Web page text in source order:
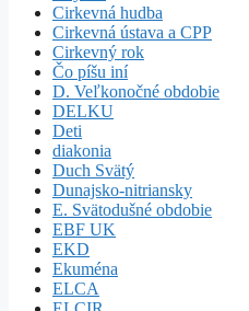
Cirkevná hudba
Cirkevná ústava a CPP
Cirkevný rok
Čo píšu iní
D. Veľkonočné obdobie
DELKU
Deti
diakonia
Duch Svätý
Dunajsko-nitriansky
E. Svätodušné obdobie
EBF UK
EKD
Ekuména
ELCA